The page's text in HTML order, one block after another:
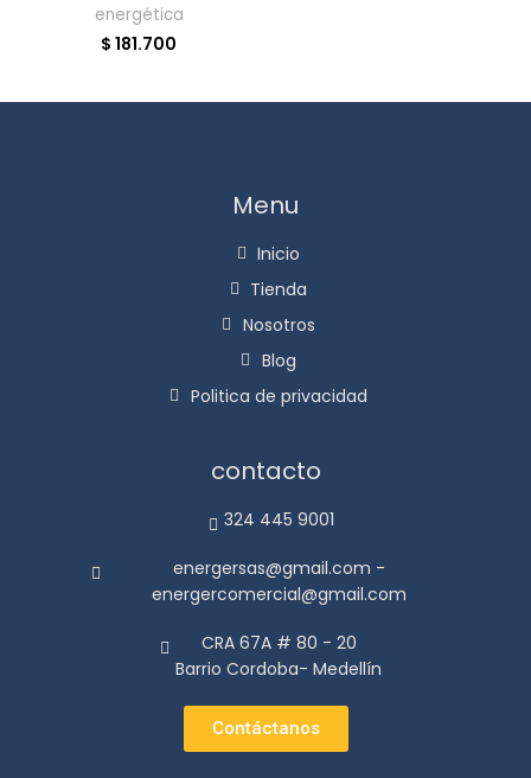
energética
$ 181.700
Menu
Inicio
Tienda
Nosotros
Blog
Politica de privacidad
contacto
324 445 9001
energersas@gmail.com -
energercomercial@gmail.com
CRA 67A # 80 - 20
Barrio Cordoba- Medellín
Contáctanos